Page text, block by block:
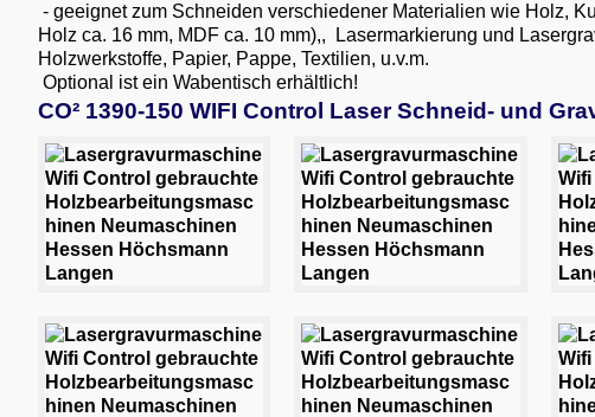
- geeignet zum Schneiden verschiedener Materialien wie Holz,
Holz ca. 16 mm, MDF ca. 10 mm),, Lasermarkierung und
Holzwerkstoffe, Papier, Pappe, Textilien, u.v.m.
Optional ist ein Wabentisch erhältlich!
CO² 1390-150 WIFI Control Laser Schneid- und